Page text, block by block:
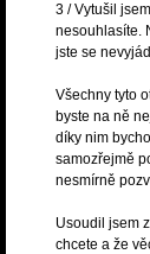
3 / Vytušil
nesouhlasíte.
jste se
Všechny tyto
byste na ně
díky nim
samozřejmě
nesmírně
Usoudil jsem
chcete a že